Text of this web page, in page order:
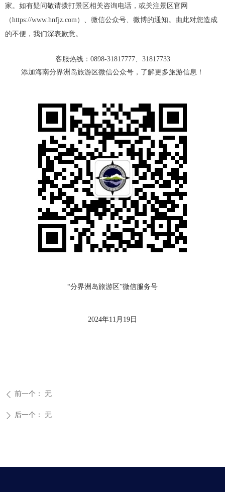
家。如有疑问敬请拨打景区相关咨询电话，或关注景区官网
（https://www.hnfjz.com）、微信公众号、微博的通知。由此对您造成
的不便，我们深表歉意。
客服热线：0898-31817777、31817733
添加海南分界洲岛旅游区微信公众号，了解更多旅游信息！
“分界洲岛旅游区”微信服务号
2024年11月19日
ꄴ 前一个： 无
ꄲ 后一个： 无